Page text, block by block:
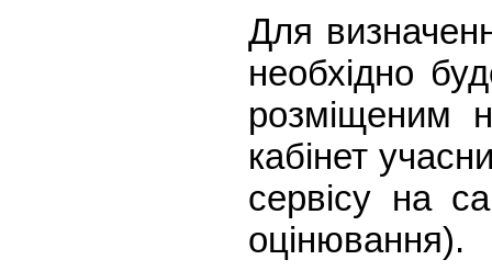
Для
необхідно
розміщеним
кабінет
сервісу на
оцінювання).